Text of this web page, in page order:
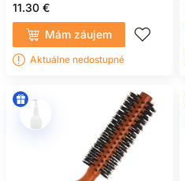
11.30 €
Mám záujem
Aktuálne nedostupné